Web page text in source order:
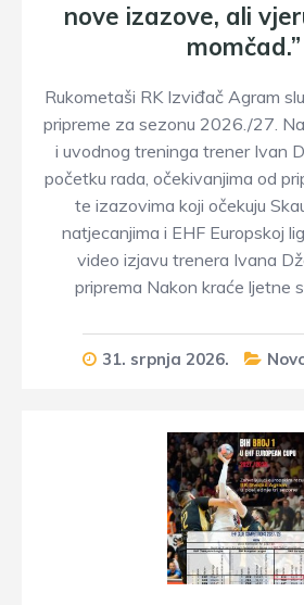
nove izazove, ali
momčad.”
Rukometaši RK Izviđač Agram
pripreme za sezonu 2026./27.
i uvodnog treninga trener Ivan
početku rada, očekivanjima od
te izazovima koji očekuju
natjecanjima i EHF Europskoj
video izjavu trenera Ivana
priprema Nakon kraće ljetne
31. srpnja 2026.